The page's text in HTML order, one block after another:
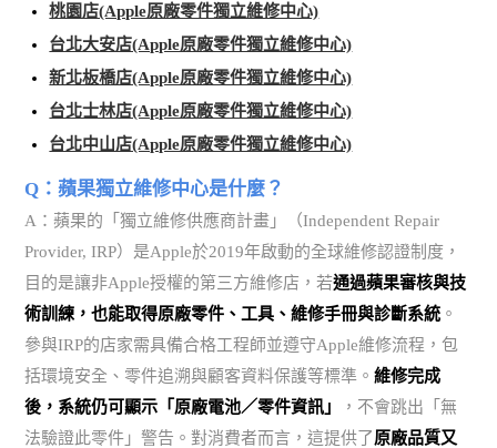
桃園店(Apple原廠零件獨立維修中心)
台北大安店(Apple原廠零件獨立維修中心)
新北板橋店(Apple原廠零件獨立維修中心)
台北士林店(Apple原廠零件獨立維修中心)
台北中山店(Apple原廠零件獨立維修中心)
Q：蘋果獨立維修中心是什麼？
A：蘋果的「獨立維修供應商計畫」（Independent Repair
Provider, IRP）是Apple於2019年啟動的全球維修認證制度，
目的是讓非Apple授權的第三方維修店，若通過蘋果審核與技
術訓練，也能取得原廠零件、工具、維修手冊與診斷系統 。
參與IRP的店家需具備合格工程師並遵守Apple維修流程，包
括環境安全、零件追溯與顧客資料保護等標準。維修完成
後，系統仍可顯示「原廠電池／零件資訊」
，不會跳出「無
法驗證此零件」警告。對消費者而言，這提供了原廠品質又